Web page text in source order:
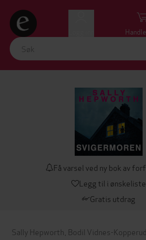
Få varsel ved ny bok av
Legg til i ønskeliste
Gratis utdrag
Sally Hepworth Bodil Vidnes-Kopperud